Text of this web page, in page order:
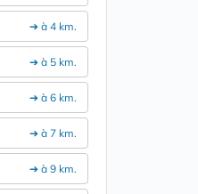
➔ à 4 km.
➔ à 5 km.
➔ à 6 km.
➔ à 7 km.
➔ à 9 km.